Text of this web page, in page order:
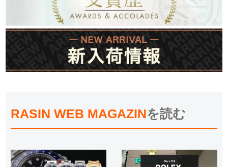
RASIN WEB MAGAZINを読む